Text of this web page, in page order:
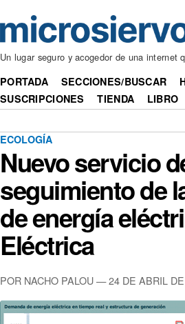
Un lugar seguro y acogedor de una internet
PORTADA SECCIONES/BUSCAR
SUSCRIPCIONES
TIENDA LIBRO
ECOLOGÍA
Nuevo servicio
seguimiento de
de energía
Eléctrica
POR NACHO PALOU — 24 DE ABRIL